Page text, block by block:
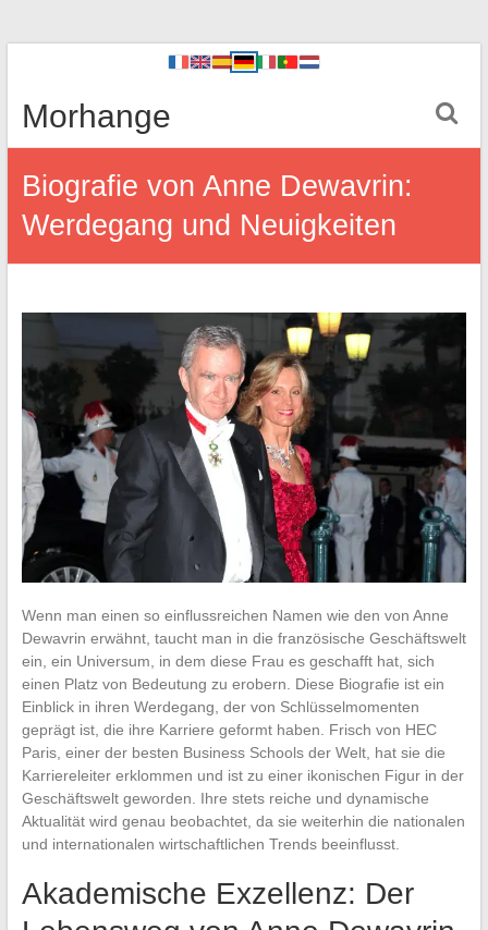
Morhange
Biografie von Anne Dewavrin:
Werdegang und Neuigkeiten
Wenn man einen so einflussreichen Namen wie den von Anne
Dewavrin erwähnt, taucht man in die französische Geschäftswelt
ein, ein Universum, in dem diese Frau es geschafft hat, sich
einen Platz von Bedeutung zu erobern. Diese Biografie ist ein
Einblick in ihren Werdegang, der von Schlüsselmomenten
geprägt ist, die ihre Karriere geformt haben. Frisch von HEC
Paris, einer der besten Business Schools der Welt, hat sie die
Karriereleiter erklommen und ist zu einer ikonischen Figur in der
Geschäftswelt geworden. Ihre stets reiche und dynamische
Aktualität wird genau beobachtet, da sie weiterhin die nationalen
und internationalen wirtschaftlichen Trends beeinflusst.
Akademische Exzellenz: Der